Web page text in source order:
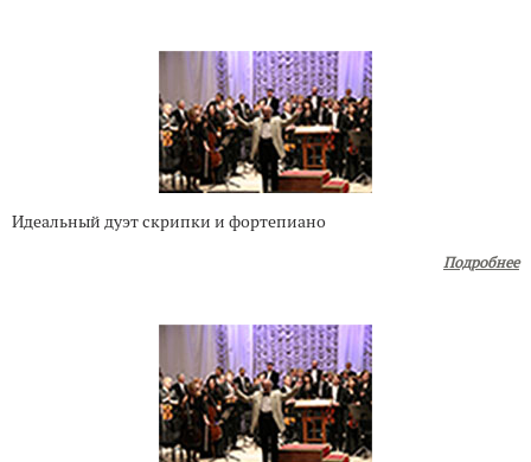
Идеальный дуэт скрипки и фортепиано
Подробнее